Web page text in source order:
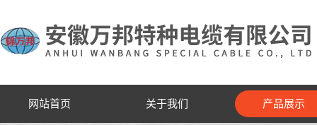
网站首页 关于我们 产品展示